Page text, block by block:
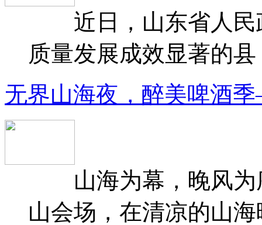
近日，山东省人民
质量发展成效显著的
无界山海夜，醉美啤酒
山海为幕，晚风为
山会场，在清凉的山